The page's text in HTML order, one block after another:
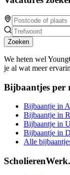
Zoeken
We heten wel
je al wat meer
Bijbaantjes per
Bijbaantje in
Bijbaantje in
Bijbaantje in
Bijbaantje in
Alle